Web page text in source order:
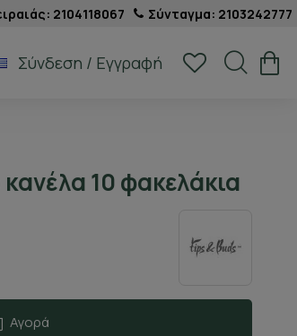
2104118067 Σύνταγμα: 2103242777
Σύνδεση / Εγγραφή
10 φακελάκια
Αγορά